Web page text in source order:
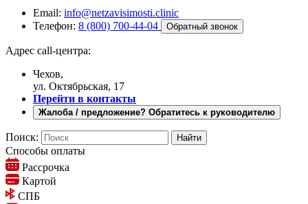
Email: info@netzavisimosti.clinic
Телефон: 8 (800) 700-44-04 Обратный звонок
Адрес call-центра:
Чехов,
ул. Октябрьская, 17
Перейти в контакты
Жалоба / предложение? Обратитесь к руководителю
Поиск:
Способы оплаты
Рассрочка
Картой
СПБ